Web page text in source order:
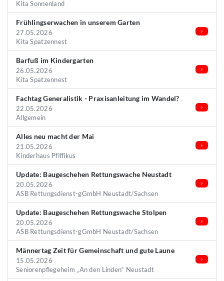
Kita Sonnenland
Frühlingserwachen in unserem Garten
27.05.2026
Kita Spatzennest
Barfuß im Kindergarten
26.05.2026
Kita Spatzennest
Fachtag Generalistik - Praxisanleitung im Wandel?
22.05.2026
Allgemein
Alles neu macht der Mai
21.05.2026
Kinderhaus Pfiffikus
Update: Baugeschehen Rettungswache Neustadt
20.05.2026
ASB Rettungsdienst-gGmbH Neustadt/Sachsen
Update: Baugeschehen Rettungswache Stolpen
20.05.2026
ASB Rettungsdienst-gGmbH Neustadt/Sachsen
Männertag Zeit für Gemeinschaft und gute Laune
15.05.2026
Seniorenpflegeheim „An den Linden“ Neustadt